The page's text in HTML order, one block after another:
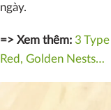
ngày.
=> Xem thêm: 3
Red, Golden Nests…